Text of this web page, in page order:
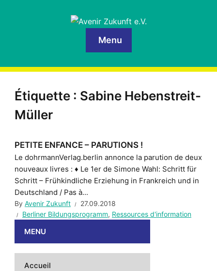
Menu
Étiquette : Sabine Hebenstreit-
Müller
PETITE ENFANCE – PARUTIONS !
Le dohrmannVerlag.berlin annonce la parution de deux
nouveaux livres : ♦ Le 1er de Simone Wahl: Schritt für
Schritt – Frühkindliche Erziehung in Frankreich und in
Deutschland / Pas à...
By Avenir Zukunft
27.09.2018
Berliner Bildungsprogramm, Ressources d'information
MENU
Accueil